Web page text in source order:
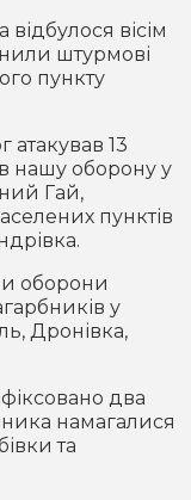
вісім
штурмові
пункту
13
нашу оборону у
Гай,
пунктів
оборони
у
Дронівка,
два
намагалися
та